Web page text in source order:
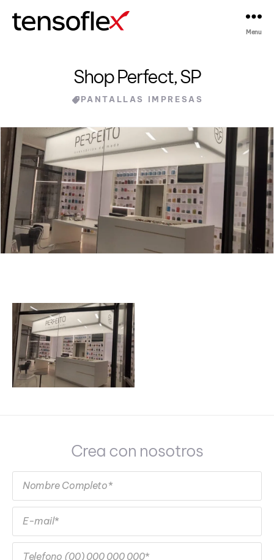
Menu
Shop Perfect, SP
Categories
PANTALLAS IMPRESAS
Crea con nosotros
Nombre Completo*
E-mail*
Telefono (00) 000 000 000*